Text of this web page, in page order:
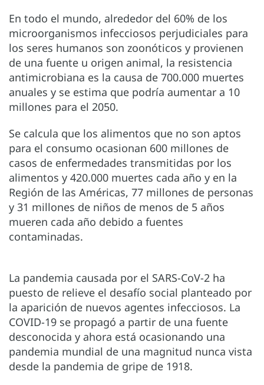
En todo el mundo, alrededor del 60% de los
microorganismos infecciosos perjudiciales para
los seres humanos son zoonóticos y provienen
de una fuente u origen animal, la resistencia
antimicrobiana es la causa de 700.000 muertes
anuales y se estima que podría aumentar a 10
millones para el 2050.
Se calcula que los alimentos que no son aptos
para el consumo ocasionan 600 millones de
casos de enfermedades transmitidas por los
alimentos y 420.000 muertes cada año y en la
Región de las Américas, 77 millones de personas
y 31 millones de niños de menos de 5 años
mueren cada año debido a fuentes
contaminadas.
La pandemia causada por el SARS-CoV-2 ha
puesto de relieve el desafío social planteado por
la aparición de nuevos agentes infecciosos. La
COVID-19 se propagó a partir de una fuente
desconocida y ahora está ocasionando una
pandemia mundial de una magnitud nunca vista
desde la pandemia de gripe de 1918.